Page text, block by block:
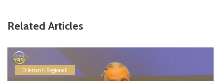
Related Articles
Dilettanti Regionali